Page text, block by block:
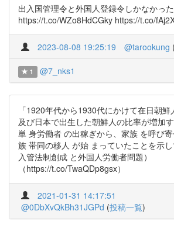
出入国管理令と外国人登録令しかなかっ
https://t.co/WZo8HdCGky https://t.co/
2023-08-08 19:25:19 @tarookung (
1 @7_nks1
「1920年代から1930代にかけて在日朝
及び日本で出生した朝鮮人の比率が増加
単 身労働者 の出稼ぎから、家族 を呼び
族 帯同の移人 が始 まっていたことを示
入管法制創成 と外国人労働者問題）
（https://t.co/TwaQDp8gsx）
2021-01-31 14:17:51
@0DbXvQkBh31JGPd (投稿一覧)